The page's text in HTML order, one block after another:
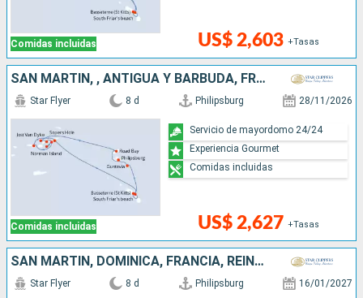
Comidas incluidas US$ 2,603 +Tasas
SAN MARTÍN, , ANTIGUA Y BARBUDA, FRANCIA
Comidas incluidas
Star Flyer 8 d Philipsburg 28/11/2026
US$ 2,627 +Tasas
Servicio de mayordomo 24/24
Experiencia Gourmet
Comidas incluidas
SAN MARTÍN, DOMINICA, FRANCIA, REINO UNIDO
Star Flyer 8 d Philipsburg 16/01/2027